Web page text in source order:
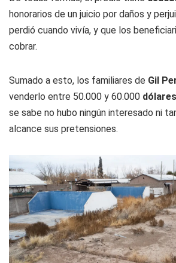
honorarios de un juicio por daños y
perdió cuando vivía, y que los
cobrar.
Sumado a esto, los familiares de Gil
venderlo entre 50.000 y 60.000 dólares
se sabe no hubo ningún interesado ni
alcance sus pretensiones.